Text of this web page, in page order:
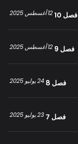
فصل 10 12 أغسطس 2025
فصل 9 12 أغسطس 2025
فصل 8 24 يوليو 2025
فصل 7 23 يوليو 2025